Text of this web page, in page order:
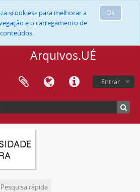
Ok
«cookies» para melhorar a
e o carregamento de
conteúdos.
Arquivos.UÉ
Entrar
Pesquisa rápida